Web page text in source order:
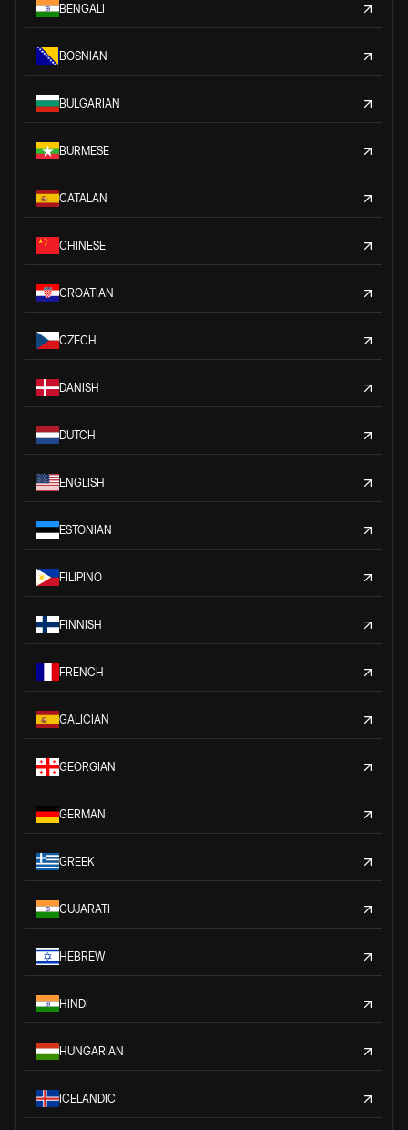
BENGALI
BOSNIAN
BULGARIAN
BURMESE
CATALAN
CHINESE
CROATIAN
CZECH
DANISH
DUTCH
ENGLISH
ESTONIAN
FILIPINO
FINNISH
FRENCH
GALICIAN
GEORGIAN
GERMAN
GREEK
GUJARATI
HEBREW
HINDI
HUNGARIAN
ICELANDIC